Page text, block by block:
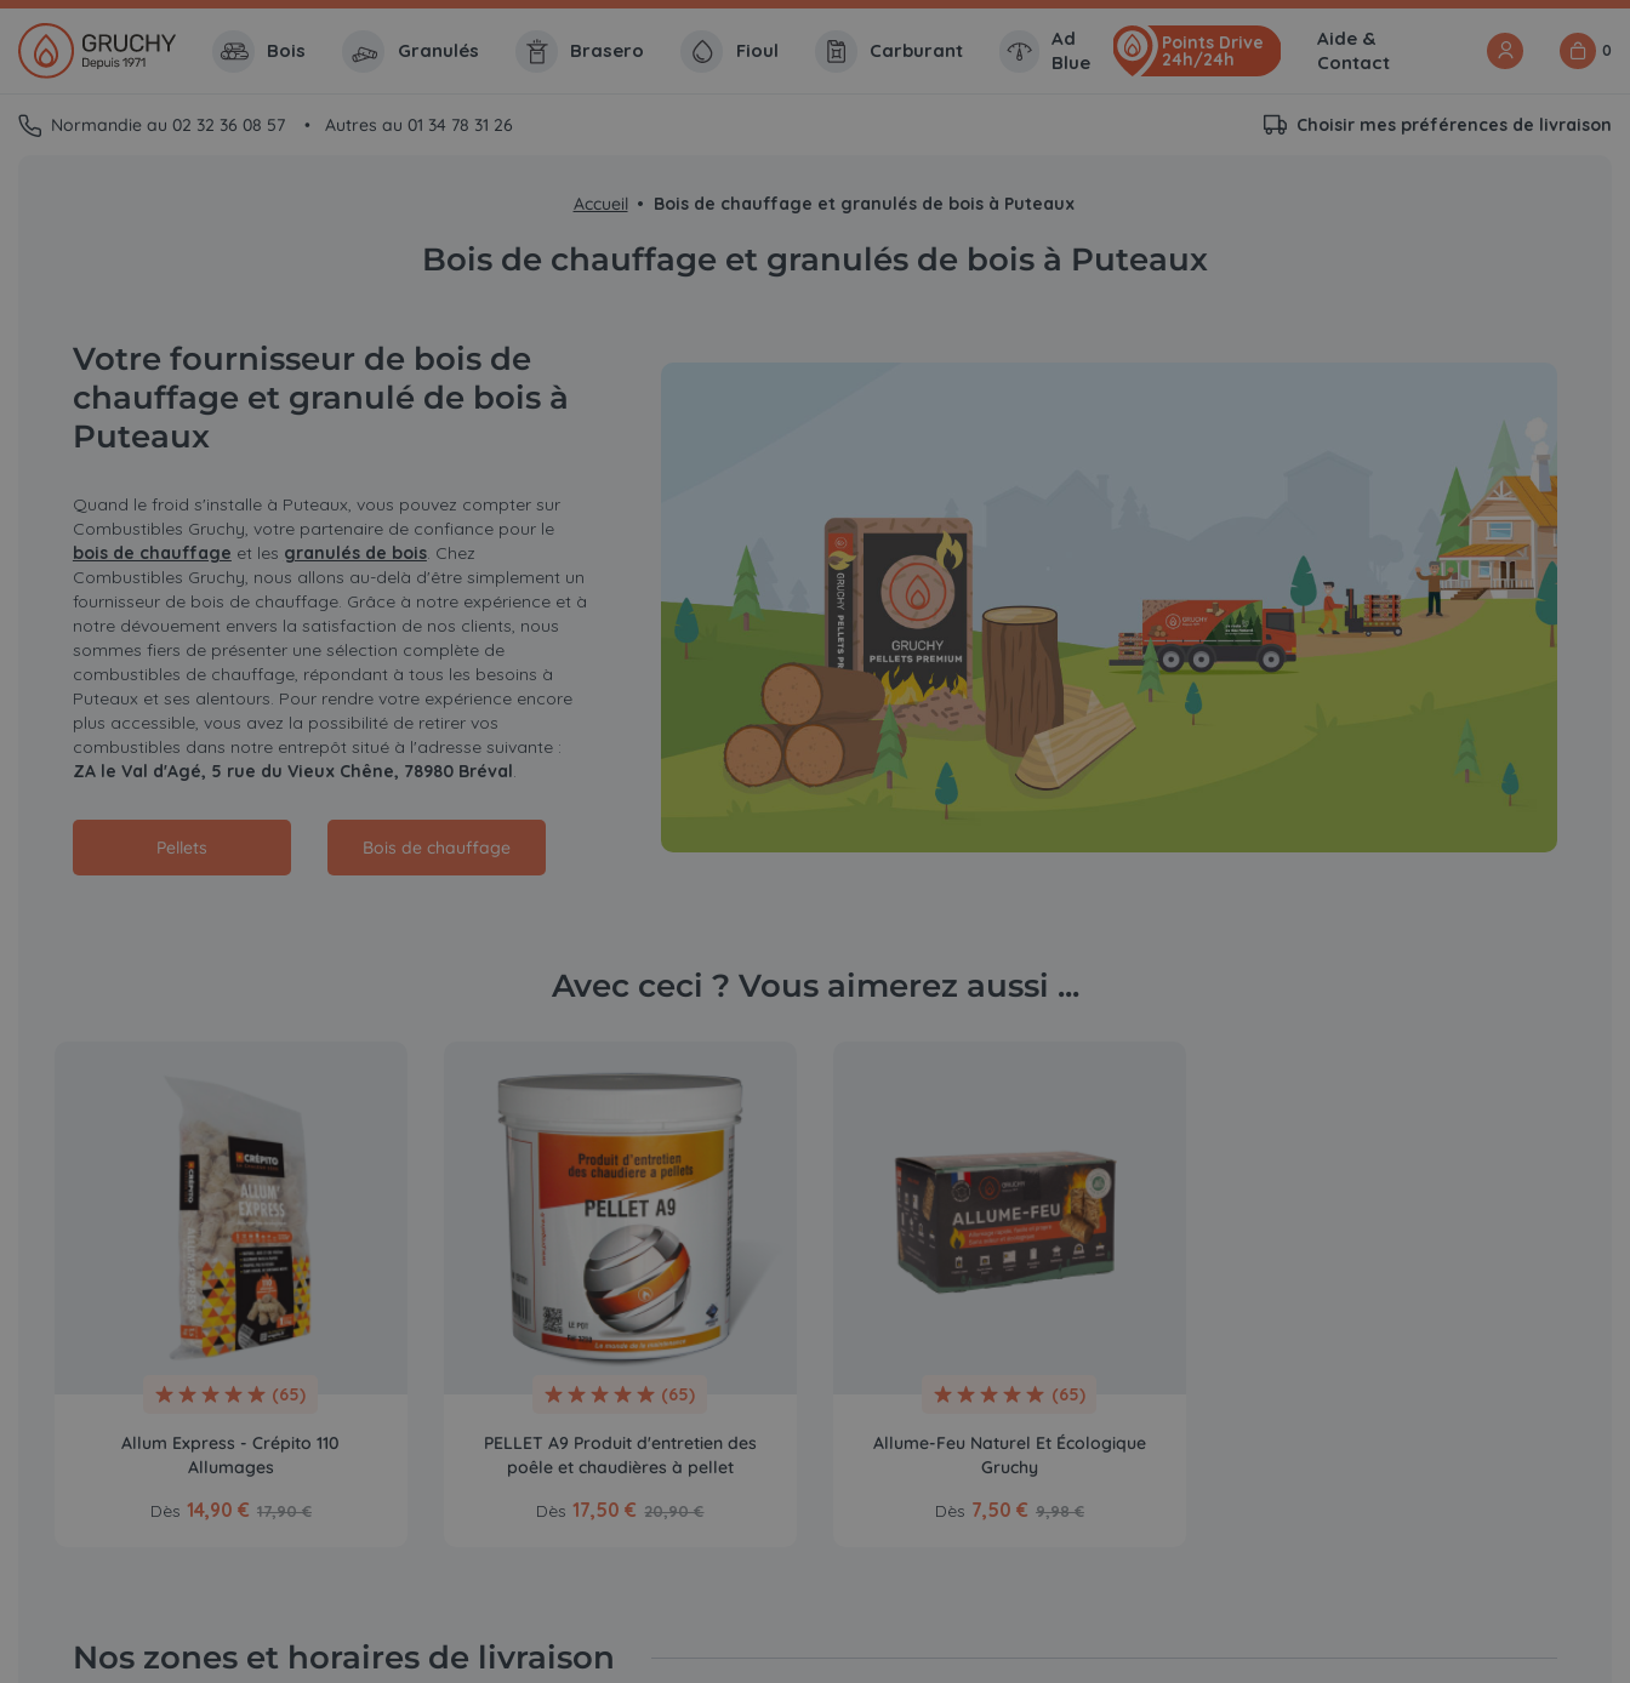
Bois Granulés Brasero Fioul Carburant
Ad
Blue
Points Drive
24h/24h
Aide &
Contact
0
Normandie au 02 32 36 08 57 Autres au 01 34 78 31 26 Choisir mes préférences de livraison
Accueil Bois de chauffage et granulés de bois à Puteaux
Bois de chauffage et granulés de bois à Puteaux
Votre fournisseur de bois de
chauffage et granulé de bois à
Puteaux
Quand le froid s'installe à Puteaux, vous pouvez compter sur
Combustibles Gruchy, votre partenaire de confiance pour le
bois de chauffage et les granulés de bois. Chez
Combustibles Gruchy, nous allons au-delà d'être simplement un
fournisseur de bois de chauffage. Grâce à notre expérience et à
notre dévouement envers la satisfaction de nos clients, nous
sommes fiers de présenter une sélection complète de
combustibles de chauffage, répondant à tous les besoins à
Puteaux et ses alentours. Pour rendre votre expérience encore
plus accessible, vous avez la possibilité de retirer vos
combustibles dans notre entrepôt situé à l'adresse suivante :
ZA le Val d'Agé, 5 rue du Vieux Chêne, 78980 Bréval.
Pellets Bois de chauffage
Avec ceci ? Vous aimerez aussi ...
(65)
Allum Express - Crépito 110
Allumages
Dès 14,90 € 17,90 €
(65)
PELLET A9 Produit d'entretien des
poêle et chaudières à pellet
Dès 17,50 € 20,90 €
(65)
Allume-Feu Naturel Et Écologique
Gruchy
Dès 7,50 € 9,98 €
Nos zones et horaires de livraison